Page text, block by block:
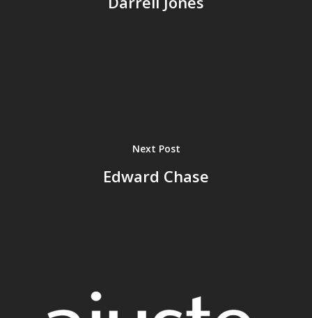
Next Post
Edward Chase
Nos références